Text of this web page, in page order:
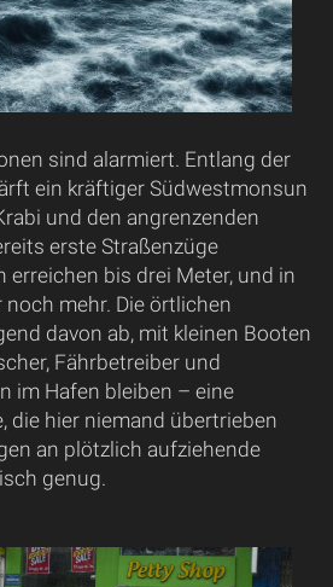
sind alarmiert. Entlang der
ein kräftiger Südwestmonsun
und den angrenzenden
erste Straßenzüge
erreichen bis drei Meter, und in
mehr. Die örtlichen
davon ab, mit kleinen Booten
Fährbetreiber und
im Hafen bleiben – eine
die hier niemand übertrieben
an plötzlich aufziehende
genug.